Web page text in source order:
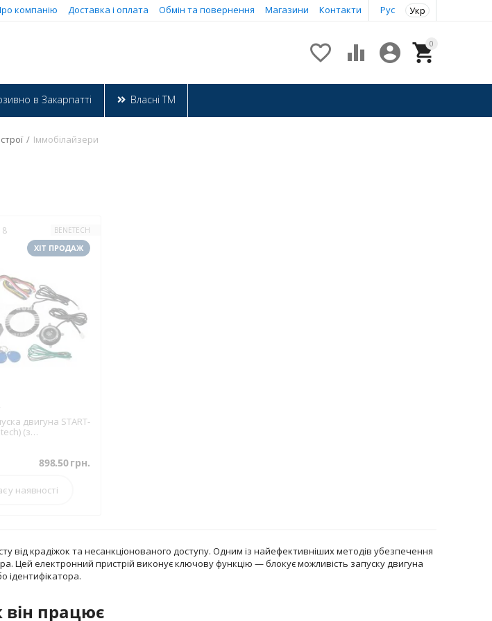
Рус Укр
компанію Доставка і оплата Обмін та повернення Магазини Контакти
0


 
в Закарпатті Власні ТМ
/ Іммобілайзери
BENETECH
ХІТ ПРОДАЖ
двигуна START-
(з
898.50грн.
у наявності
від крадіжок та несанкціонованого доступу. Одним із найефективніших методів убезпечення
Цей електронний пристрій виконує ключову функцію — блокує можливість запуску двигуна
ідентифікатора.
він працює